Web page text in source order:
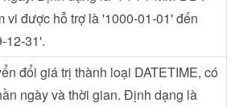
vi được hỗ trợ là '1000-01-01' đến
12-31'.
đổi giá trị thành loại DATETIME, có
ngày và thời gian. Định dạng là